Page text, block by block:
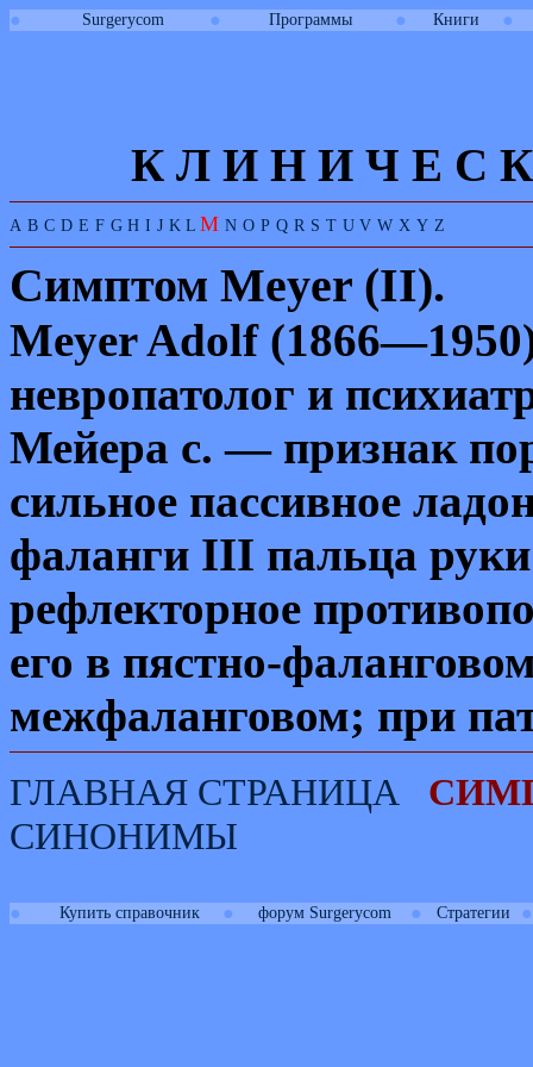
● Surgerycom ● Программы ● Книги ●
К Л И Н И Ч Е С К
A B C D E F G H I J K L M N O P Q R S T U V W X Y Z
Симптом Meyer (II).
Meyer Adolf
невропатолог и
Мейера с. — признак
сильное пассивное
фаланги III пальца
рефлекторное
его в пястно-
межфаланговом; при
ГЛАВНАЯ СТРАНИЦА
СИНОНИМЫ
● Купить справочник ● форум Surgerycom ● Стратегии ●